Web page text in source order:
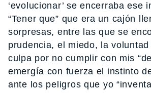
‘evolucionar’ se encerraba ese
“Tener que” que era un cajón
sorpresas, entre las que se
prudencia, el miedo, la
culpa por no cumplir con mis
emergía con fuerza el instinto
ante los peligros que yo